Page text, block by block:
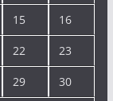
15 16
22 23
29 30